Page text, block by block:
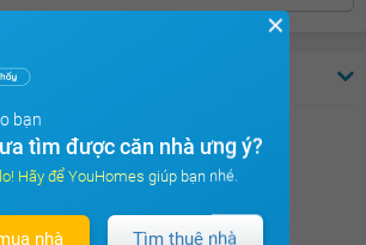
Sàn đá
Trần thạch cao
Vách kính mặt tiền
✕
bạn
tìm được căn nhà ưng ý?
Hãy để YouHomes giúp bạn nhé.
nhà Tìm thuê nhà